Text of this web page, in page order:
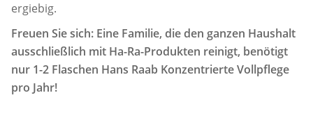
ergiebig.
Freuen Sie sich: Eine Familie, die den ganzen Haushalt
ausschließlich mit Ha-Ra-Produkten reinigt, benötigt
nur 1-2 Flaschen Hans Raab Konzentrierte Vollpflege
pro Jahr!